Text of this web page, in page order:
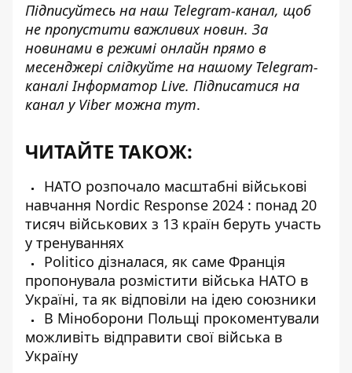
Підписуйтесь на наш Telegram-канал, щоб
не пропустити важливих новин. За
новинами в режимі онлайн прямо в
месенджері слідкуйте на нашому Telegram-
каналіІнформатор Live. Підписатися на
канал у Viber можна тут.
ЧИТАЙТЕ ТАКОЖ:
НАТО розпочало масштабні військові
навчання Nordic Response 2024 : понад 20
тисяч військових з 13 країн беруть участь
у тренуваннях
Politico дізналася, як саме Франція
пропонувала розмістити війська НАТО в
Україні, та як відповіли на ідею союзники
В Міноборони Польщі прокоментували
можливіть відправити свої війська в
Україну